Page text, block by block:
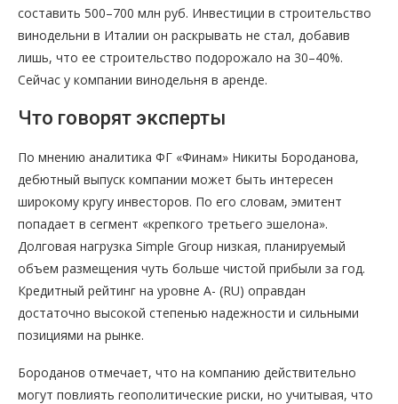
составить 500–700 млн руб. Инвестиции в строительство
винодельни в Италии он раскрывать не стал, добавив
лишь, что ее строительство подорожало на 30–40%.
Сейчас у компании винодельня в аренде.
Что говорят эксперты
По мнению аналитика ФГ «Финам» Никиты Бороданова,
дебютный выпуск компании может быть интересен
широкому кругу инвесторов. По его словам, эмитент
попадает в сегмент «крепкого третьего эшелона».
Долговая нагрузка Simple Group низкая, планируемый
объем размещения чуть больше чистой прибыли за год.
Кредитный рейтинг на уровне A- (RU) оправдан
достаточно высокой степенью надежности и сильными
позициями на рынке.
Бороданов отмечает, что на компанию действительно
могут повлиять геополитические риски, но учитывая, что